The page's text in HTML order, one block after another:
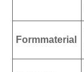
Formmaterial